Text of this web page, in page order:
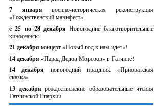
7 январявоенно-историческая реконструкция
«Рождественский манифест»
c 25 по 28 декабряНовогодние благотворительные
киносеансы
21 декабря концерт «Новый год к нам идет»!
14 декабря «Парад Дедов Морозов» в Гатчине!
14 декабря новогодний праздник «Приоратская
сказка»
13 декабрярождественские образовательные чтения
Гатчинской Епархии